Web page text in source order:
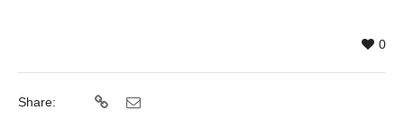
0
Share: